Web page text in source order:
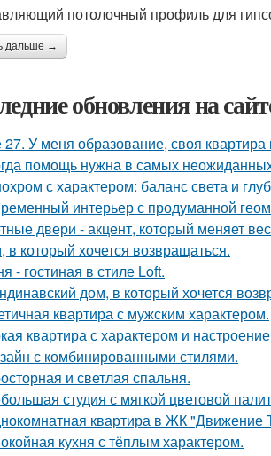
потолочный профиль для
дальше →
обновления на
У меня образование, своя квартира
помощь нужна в самых
с характером: баланс света и
интерьер с продуманной
двери - акцент, который меняет
в который хочется возвращаться.
- гостиная в стиле Loft.
дом, в который хочется
квартира с мужским характером.
квартира с характером и
с комбинированными стилями.
и светлая спальня.
студия с мягкой цветовой
квартира в ЖК "Движение
кухня с тёплым характером.